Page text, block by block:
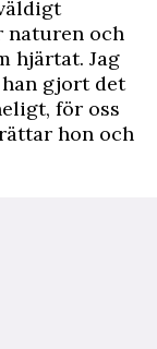
naturen och
hjärtat. Jag
gjort det
för oss
hon och